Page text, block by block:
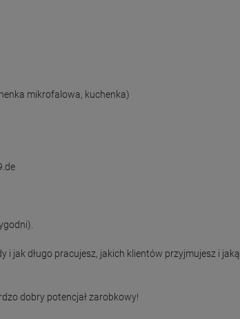
mikrofalowa, kuchenka)
i jak długo pracujesz, jakich klientów przyjmujesz i
dobry potencjał zarobkowy!